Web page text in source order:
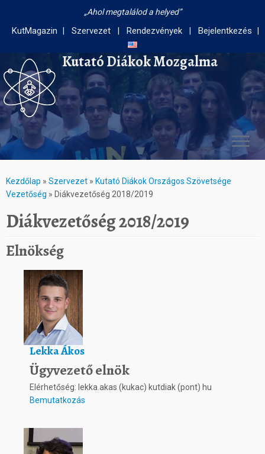
Ahol megtalálod a helyed
KutMagazin Szervezet Rendezvények Bejelentkezés
Kutató Diákok Mozgalma
Kezdőlap » Szervezet » Kutató Diákok Országos Szövetsége
Vezetőség » Diákvezetőség 2018/2019
Diákvezetőség 2018/2019
Elnökség
Lekka Ákos
Ügyvezető elnök
Elérhetőség: lekka.akas (kukac) kutdiak (pont) hu
Bemutatkozás